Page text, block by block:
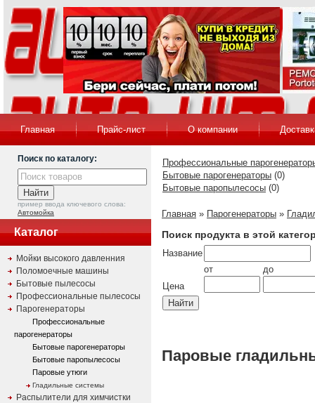
Главная Прайс-лист О компании
Поиск по каталогу:
пример ввода ключевого слова:
Автомойка
Каталог
Мойки высокого давленния
Поломоечные машины
Бытовые пылесосы
Профессиональные пылесосы
Парогенераторы
Профессиональные
парогенераторы
Бытовые парогенераторы
Бытовые паропылесосы
Паровые утюги
Гладильные системы
Распылители для химчистки
Профессиональные
Бытовые парогенераторы (0)
Бытовые паропылесосы (0)
Главная » Парогенераторы »
Поиск продукта в этой
Название
Цена
от до
Паровые